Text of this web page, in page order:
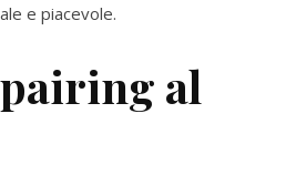
e piacevole.
al